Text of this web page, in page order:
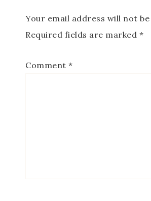
Your email address will not be
Required fields are marked *
Comment *